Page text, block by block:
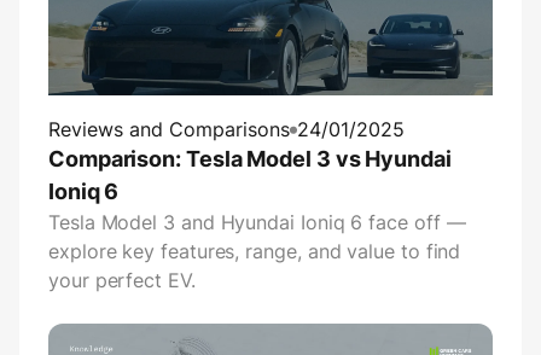
Reviews and Comparisons 24/01/2025
Comparison: Tesla Model 3 vs Hyundai
Ioniq 6
Tesla Model 3 and Hyundai Ioniq 6 face off —
explore key features, range, and value to find
your perfect EV.